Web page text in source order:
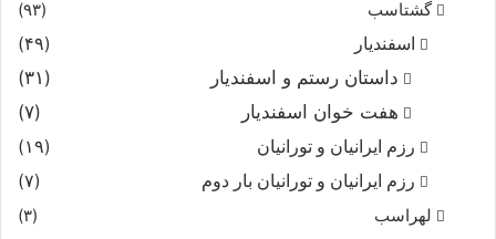
گشتاسب
(۹۳)
اسفندیار
(۴۹)
داستان رستم و اسفندیار
(۳۱)
هفت خوان اسفندیار
(۷)
رزم ایرانیان و تورانیان
(۱۹)
رزم ایرانیان و تورانیان بار دوم
(۷)
لهراسب
(۳)